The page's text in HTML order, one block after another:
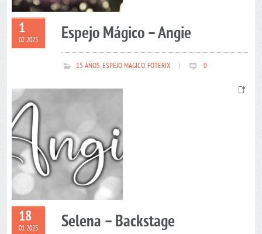
1
02 2025 Espejo Mágico – Angie
15 AÑOS,ESPEJO MAGICO,FOTERIX 0
18
01 2025 Selena – Backstage